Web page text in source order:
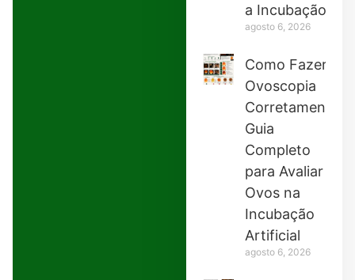
a Incubação
agosto 6, 2026
Como Fazer
Ovoscopia
Corretamente:
Guia
Completo
para Avaliar
Ovos na
Incubação
Artificial
agosto 6, 2026